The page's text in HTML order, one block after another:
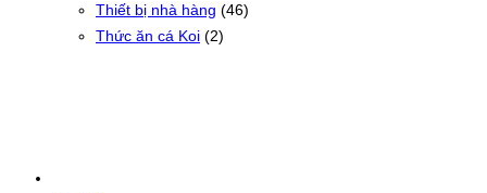
Thiết bị nhà hàng (46)
Thức ăn cá Koi (2)